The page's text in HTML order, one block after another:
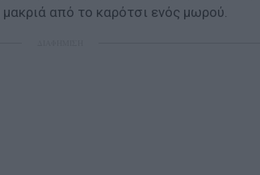
μακριά από το καρότσι ενός μωρού.